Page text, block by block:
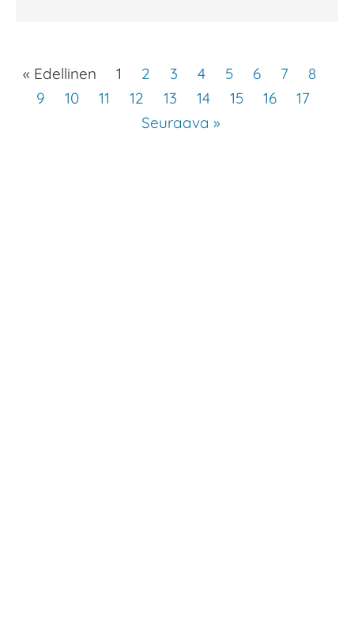
« Edellinen 1 2 3 4 5 6 7
8
9
10 11 12 13 14 15 16
17
Seuraava »